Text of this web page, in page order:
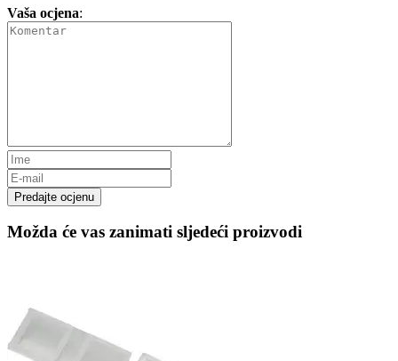
Vaša ocjena:
Predajte ocjenu
Možda će vas zanimati sljedeći proizvodi